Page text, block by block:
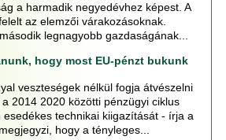
a harmadik negyedévhez képest. A
az elemzői várakozásoknak.
legnagyobb gazdaságának...
hogy most EU-pénzt bukunk
veszteségek nélkül fogja átvészelni
2014 2020 közötti pénzügyi ciklus
esedékes technikai kiigazítását - írja a
hogy a tényleges...